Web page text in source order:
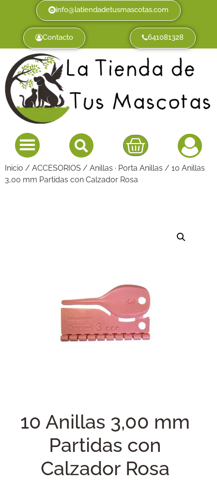
info@latiendadetusmascotas.com
Contacto 641081328
Inicio / ACCESORIOS / Anillas · Porta Anillas / 10 Anillas
3,00 mm Partidas con Calzador Rosa
10 Anillas 3,00 mm
Partidas con
Calzador Rosa